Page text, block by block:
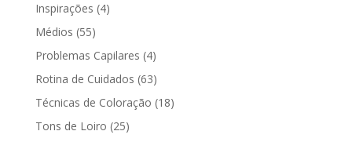
Inspirações (4)
Médios (55)
Problemas Capilares (4)
Rotina de Cuidados (63)
Técnicas de Coloração (18)
Tons de Loiro (25)